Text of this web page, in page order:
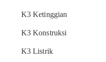
K3 Ketinggian
K3 Konstruksi
K3 Listrik